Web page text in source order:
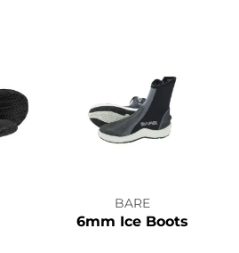
BARE
6mm Ice Boots